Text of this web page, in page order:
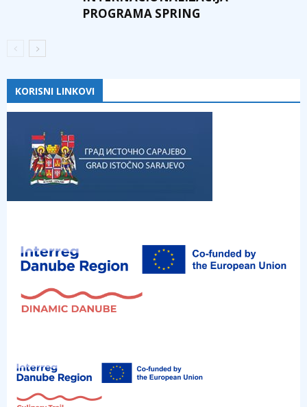
PROGRAMA SPRING
KORISNI LINKOVI